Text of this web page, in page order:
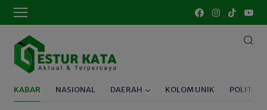
KABAR NASIONAL DAERAH KOLOM UNIK POLITIK